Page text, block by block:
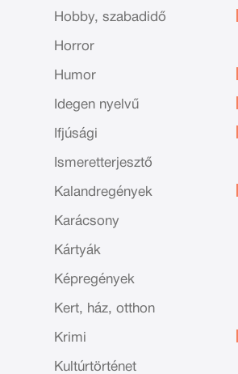
Hobby, szabadidő
Horror
Humor
Idegen nyelvű
Ifjúsági
Ismeretterjesztő
Kalandregények
Karácsony
Kártyák
Képregények
Kert, ház, otthon
Krimi
Kultúrtörténet